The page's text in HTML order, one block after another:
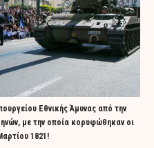
Εθνικής Άμυνας από την
με την οποία κορυφώθηκαν οι
1821!